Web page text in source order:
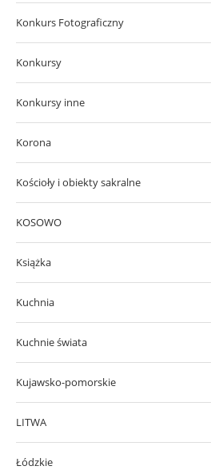
Konkurs Fotograficzny
Konkursy
Konkursy inne
Korona
Kościoły i obiekty sakralne
KOSOWO
Książka
Kuchnia
Kuchnie świata
Kujawsko-pomorskie
LITWA
Łódzkie